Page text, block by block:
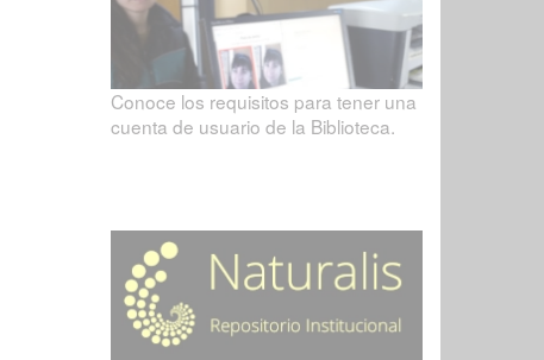
Conoce los requisitos para tener una
cuenta de usuario de la Biblioteca.